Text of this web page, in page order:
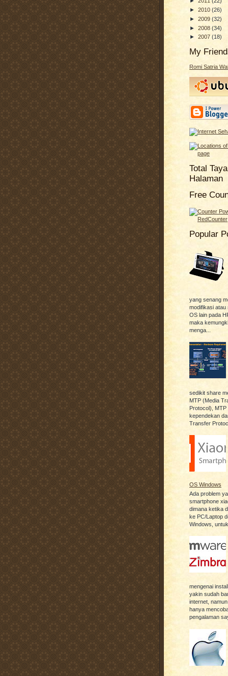
► 2010 (26)
► 2009 (32)
► 2008 (34)
► 2007 (18)
My
Romi Satria
Total
Halaman
Free
Popular
yang senang
modifikasi atau
OS lain pada
maka
menga...
sedikit share
MTP (Media
Protocol), MTP
kependekan
Transfer
OS Windows
Ada problem
smartphone
dimana ketika
ke PC/Laptop
Windows,
mengenai
yakin sudah
internet,
hanya
pengalaman